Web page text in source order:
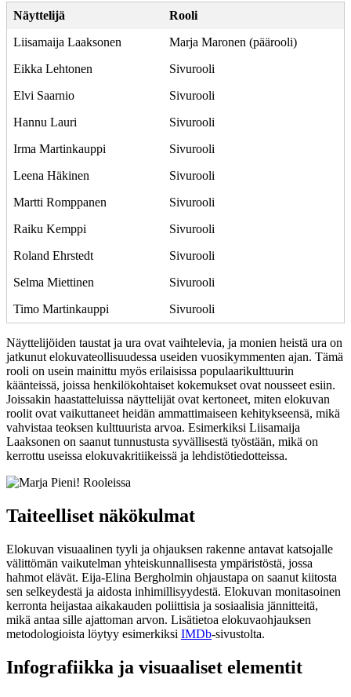
Näyttelijä
Rooli
Liisamaija Laaksonen
Marja Maronen (päärooli)
Eikka Lehtonen
Sivurooli
Elvi Saarnio
Sivurooli
Hannu Lauri
Sivurooli
Irma Martinkauppi
Sivurooli
Leena Häkinen
Sivurooli
Martti Romppanen
Sivurooli
Raiku Kemppi
Sivurooli
Roland Ehrstedt
Sivurooli
Selma Miettinen
Sivurooli
Timo Martinkauppi
Sivurooli
Näyttelijöiden taustat ja ura ovat vaihtelevia, ja monien heistä ura on
jatkunut elokuvateollisuudessa useiden vuosikymmenten ajan. Tämä
rooli on usein mainittu myös erilaisissa populaarikulttuurin
käänteissä, joissa henkilökohtaiset kokemukset ovat nousseet esiin.
Joissakin haastatteluissa näyttelijät ovat kertoneet, miten elokuvan
roolit ovat vaikuttaneet heidän ammattimaiseen kehitykseensä, mikä
vahvistaa teoksen kulttuurista arvoa. Esimerkiksi Liisamaija
Laaksonen on saanut tunnustusta syvällisestä työstään, mikä on
kerrottu useissa elokuvakritiikeissä ja lehdistötiedotteissa.
Taiteelliset näkökulmat
Elokuvan visuaalinen tyyli ja ohjauksen rakenne antavat katsojalle
välittömän vaikutelman yhteiskunnallisesta ympäristöstä, jossa
hahmot elävät. Eija-Elina Bergholmin ohjaustapa on saanut kiitosta
sen selkeydestä ja aidosta inhimillisyydestä. Elokuvan monitasoinen
kerronta heijastaa aikakauden poliittisia ja sosiaalisia jännitteitä,
mikä antaa sille ajattoman arvon. Lisätietoa elokuvaohjauksen
metodologioista löytyy esimerkiksi IMDb-sivustolta.
Infografiikka ja visuaaliset elementit